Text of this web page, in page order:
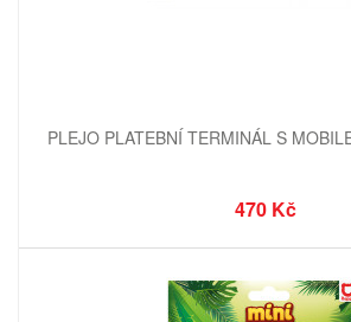
PLEJO PLATEBNÍ TERMINÁL S
470 Kč